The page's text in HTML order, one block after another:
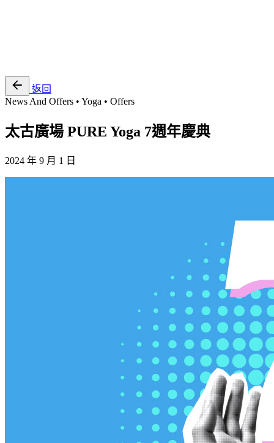
返回
News And Offers • Yoga • Offers
太古廣場 PURE Yoga 7週年慶典
2024 年 9 月 1 日